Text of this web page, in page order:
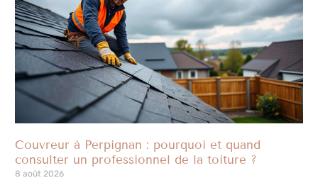
Couvreur à Perpignan : pourquoi et quand
consulter un professionnel de la toiture ?
8 août 2026